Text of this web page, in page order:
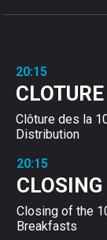
20:15
CLOTURE
Clôture des la
Distribution
20:15
CLOSING
Closing of the
Breakfasts